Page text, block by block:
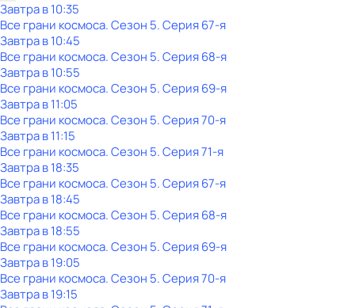
Завтра в 10:35
Все грани космоса. Сезон 5. Серия 67-я
Завтра в 10:45
Все грани космоса. Сезон 5. Серия 68-я
Завтра в 10:55
Все грани космоса. Сезон 5. Серия 69-я
Завтра в 11:05
Все грани космоса. Сезон 5. Серия 70-я
Завтра в 11:15
Все грани космоса. Сезон 5. Серия 71-я
Завтра в 18:35
Все грани космоса. Сезон 5. Серия 67-я
Завтра в 18:45
Все грани космоса. Сезон 5. Серия 68-я
Завтра в 18:55
Все грани космоса. Сезон 5. Серия 69-я
Завтра в 19:05
Все грани космоса. Сезон 5. Серия 70-я
Завтра в 19:15